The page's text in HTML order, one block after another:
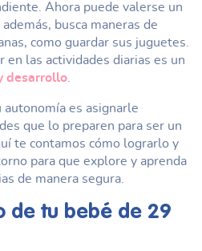
Ahora puede valerse un
busca maneras de
como guardar sus juguetes.
en las actividades diarias es un
desarrollo
autonomía es asignarle
que lo preparen para ser un
te contamos cómo lograrlo y
para que explore y aprenda
de manera segura.
de tu bebé de 29